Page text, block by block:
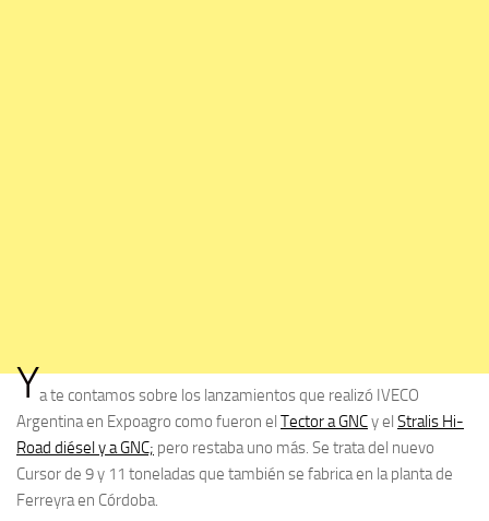
Ya te contamos sobre los lanzamientos que realizó IVECO
Argentina en Expoagro como fueron el Tector a GNCy el Stralis Hi-
Road diésel y a GNC; pero restaba uno más. Se trata del nuevo
Cursor de 9 y 11 toneladas que también se fabrica en la planta de
Ferreyra en Córdoba.